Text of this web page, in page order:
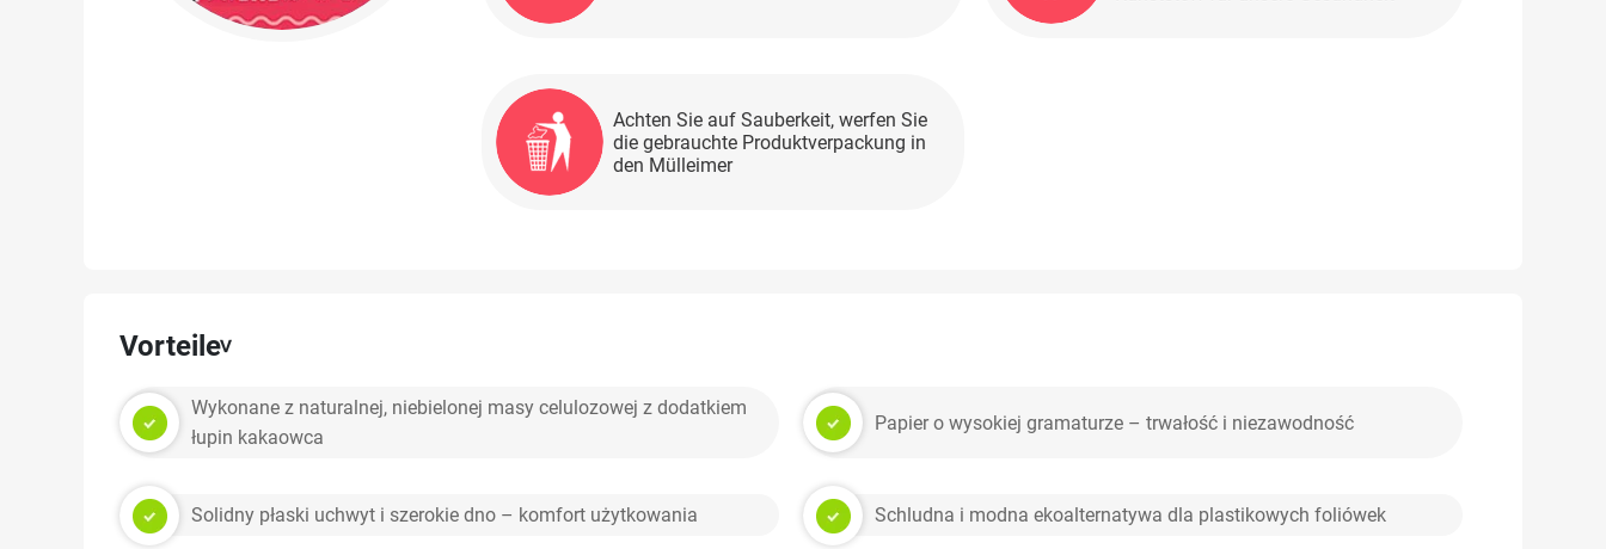
Achten Sie auf Sauberkeit, werfen Sie
die gebrauchte Produktverpackung in
den Mülleimer
Vorteile
Wykonane z naturalnej, niebielonej masy celulozowej z dodatkiem
łupin kakaowca
Papier o wysokiej gramaturze – trwałość i niezawodność
Solidny płaski uchwyt i szerokie dno – komfort użytkowania Schludna i modna ekoalternatywa dla plastikowych foliówek